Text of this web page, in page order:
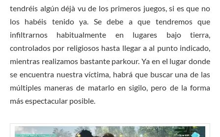
tendréis algún déjà vu de los primeros juegos, si es que no
los habéis tenido ya. Se debe a que tendremos que
infiltrarnos habitualmente en lugares bajo tierra,
controlados por religiosos hasta llegar a al punto indicado,
mientras realizamos bastante parkour. Ya en el lugar donde
se encuentra nuestra víctima, habrá que buscar una de las
múltiples maneras de matarlo en sigilo, pero de la forma
más espectacular posible.